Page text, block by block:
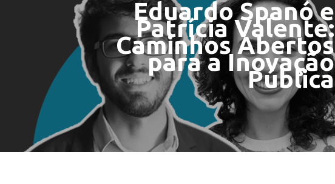
Eduardo Spanó e
Patrícia Valente:
Caminhos Abertos
para a Inovação
Pública